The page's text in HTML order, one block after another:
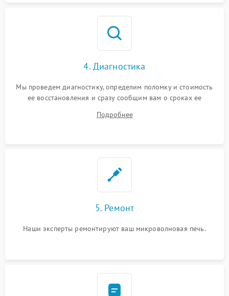
4. Диагностика
Мы проведем диагностику, определим поломку и стоимость
ее восстановления и сразу сообщим вам о сроках ее
Подробнее
5. Ремонт
Наши эксперты ремонтируют ваш микроволновая печь.